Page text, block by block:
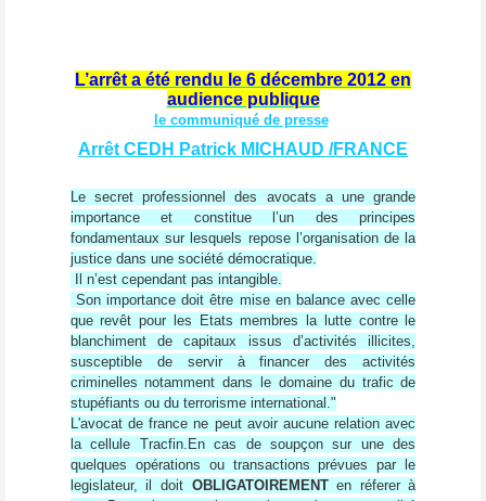
L’arrêt a été rendu le 6 décembre 2012 en
audience publique
le communiqué de presse
Arrêt CEDH Patrick MICHAUD /FRANCE
Le secret professionnel des avocats a une grande
importance et constitue l’un des principes
fondamentaux sur lesquels repose l’organisation de la
justice dans une société démocratique.
Il n’est cependant pas intangible.
Son importance doit être mise en balance avec celle
que revêt pour les Etats membres la lutte contre le
blanchiment de capitaux issus d’activités illicites,
susceptible de servir à financer des activités
criminelles notamment dans le domaine du trafic de
stupéfiants ou du terrorisme international."
L'avocat de france ne peut avoir aucune relation avec
la cellule Tracfin.En cas de soupçon sur une des
quelques opérations ou transactions prévues par le
legislateur, il doit OBLIGATOIREMENTen réferer à